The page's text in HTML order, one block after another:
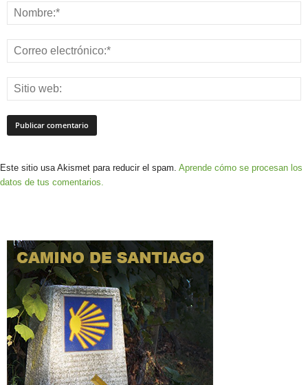
Este sitio usa Akismet para reducir el spam. Aprende cómo se procesan los
datos de tus comentarios.